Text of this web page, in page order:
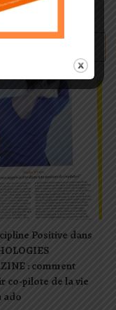
Positive dans
: comment
co-pilote de la vie
ado